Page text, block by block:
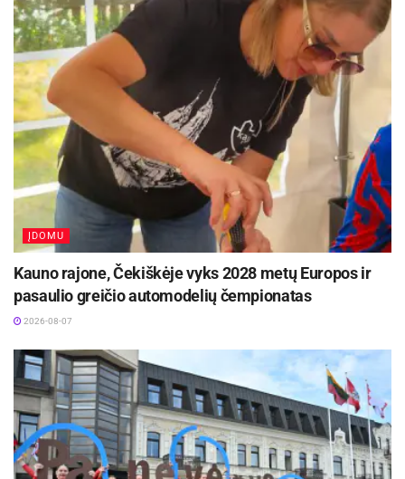
ĮDOMU
Kauno rajone, Čekiškėje vyks 2028 metų Europos ir
pasaulio greičio automodelių čempionatas
2026-08-07